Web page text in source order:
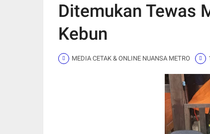
Ditemukan Tewas
Kebun
MEDIA CETAK & ONLINE NUANSA METRO